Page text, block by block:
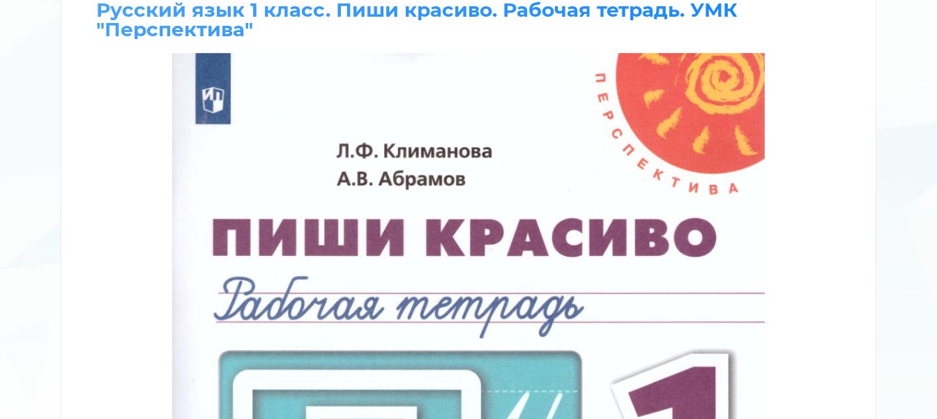
Русский язык 1 класс. Пиши красиво. Рабочая тетрадь. УМК
"Перспектива"